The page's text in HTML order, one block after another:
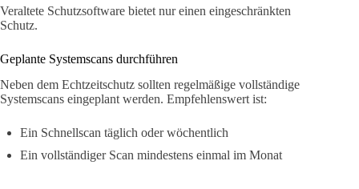
Veraltete Schutzsoftware bietet nur einen eingeschränkten
Schutz.
Geplante Systemscans durchführen
Neben dem Echtzeitschutz sollten regelmäßige vollständige
Systemscans eingeplant werden. Empfehlenswert ist:
Ein Schnellscan täglich oder wöchentlich
Ein vollständiger Scan mindestens einmal im Monat